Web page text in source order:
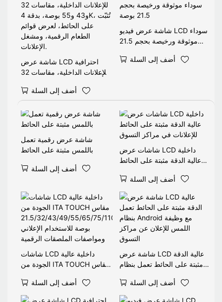
شاشة عرض LCD احترافية
للإعلانات الداخلية، مقاسات 32
على الحائط، لعرض قوائم
الطعام الرقمية، ومشغل
الإعلانات.
أضف إلى السلة
شاشة عرض فيديو LCD سوداء
موثوقة ورخيصة بحجم 21.5
أضف إلى السلة
شاشة عرض رقمية تعمل
باللمس مثبتة على الحائط
أضف إلى السلة
شاشات عرض LCD داخلية
عالية الدقة مثبتة على الحائط
أضف إلى السلة
شاشات LCD داخلية عالية
الجودة من ITA TOUCH مقاس
0 بوصة للاستخدام الإعلاني
ومواصفات الملصقات الرقمية
أضف إلى السلة
شاشة عرض LCD عالية الدقة
مثبتة على الحائط تعمل بنظام
للإعلان عن مراكز التسوق
أضف إلى السلة